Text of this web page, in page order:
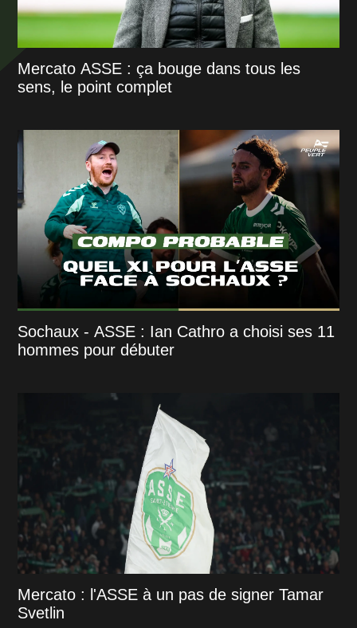
Mercato ASSE : ça bouge dans tous les
sens, le point complet
Sochaux - ASSE : Ian Cathro a choisi ses 11
hommes pour débuter
Mercato : l'ASSE à un pas de signer Tamar
Svetlin